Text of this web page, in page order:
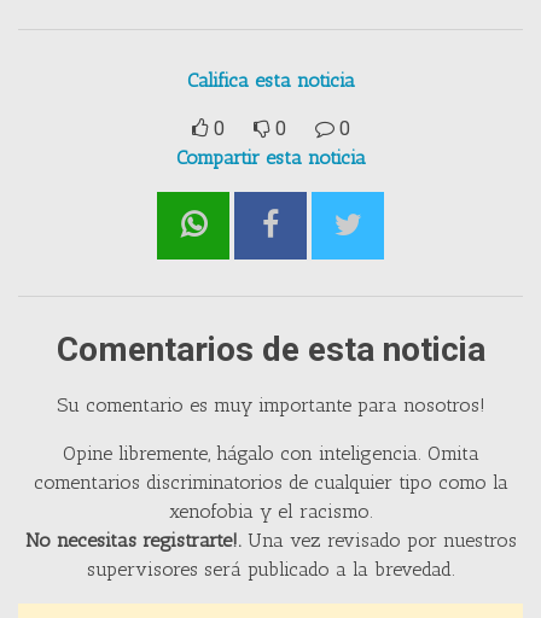
Califica esta noticia
0 0
0
Compartir esta noticia
Comentarios de esta noticia
Su comentario es muy importante para nosotros!
Opine libremente, hágalo con inteligencia. Omita
comentarios discriminatorios de cualquier tipo como la
xenofobia y el racismo.
No necesitas registrarte!.Una vez revisado por nuestros
supervisores será publicado a la brevedad.